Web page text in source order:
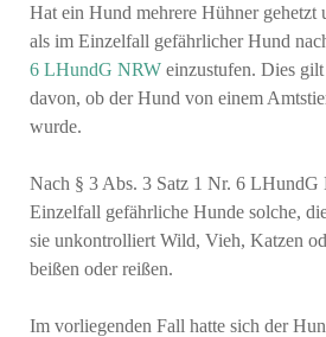
Hat ein Hund mehrere Hühner gehetzt
als im Einzelfall gefährlicher Hund
6 LHundG NRW einzustufen. Dies
davon, ob der Hund von einem
wurde.
Nach § 3 Abs. 3 Satz 1 Nr. 6 LHundG
Einzelfall gefährliche Hunde solche,
sie unkontrolliert Wild, Vieh, Katzen
beißen oder reißen.
Im vorliegenden Fall hatte sich der